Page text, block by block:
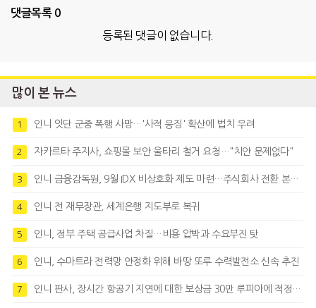
댓글목록 0
등록된 댓글이 없습니다.
많이 본 뉴스
1 인니 잇단 군중 폭행 사망…'사적 응징' 확산에 법치 우려
2 자카르타 주지사, 쇼핑몰 보안 울타리 철거 요청…"치안 문제없다"
3 인니 금융감독원, 9월 IDX 비상호화 제도 마련…주식회사 전환 본격화
4 인니 전 재무장관, 세계은행 지도부로 복귀
5 인니, 정부 주택 공급사업 차질…비용 압박과 수요부진 탓
6 인니, 수마트라 전력망 안정화 위해 바땅 또루 수력발전소 신속 추진
7 인니 판사, 장시간 항공기 지연에 대한 보상금 30만 루피아에 적정성 제기